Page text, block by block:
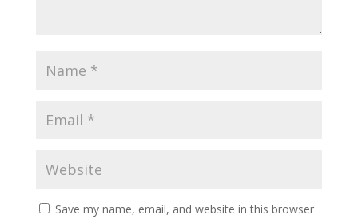
Save my name, email, and website in this browser